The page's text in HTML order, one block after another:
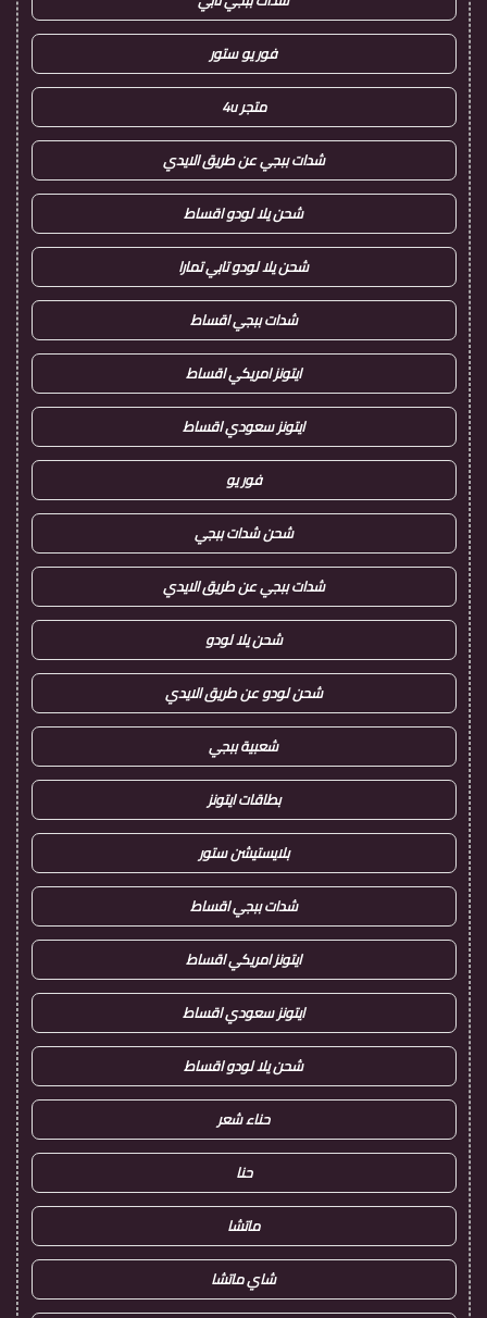
فور يو ستور
متجر 4u
شدات ببجي عن طريق الايدي
شحن يلا لودو اقساط
شحن يلا لودو تابي تمارا
شدات ببجي اقساط
ايتونز امريكي اقساط
ايتونز سعودي اقساط
فور يو
شحن شدات ببجي
شدات ببجي عن طريق الايدي
شحن يلا لودو
شحن لودو عن طريق الايدي
شعبية ببجي
بطاقات ايتونز
بلايستيشن ستور
شدات ببجي اقساط
ايتونز امريكي اقساط
ايتونز سعودي اقساط
شحن يلا لودو اقساط
حناء شعر
حنا
ماتشا
شاي ماتشا